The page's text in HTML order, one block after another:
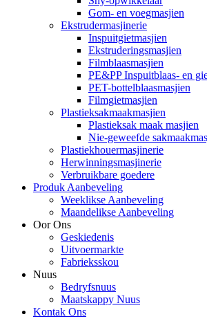
Gom- en voegmasjien
Ekstrudermasjinerie
Inspuitgietmasjien
Ekstruderingsmasjien
Filmblaasmasjien
PE&PP Inspuitblaas- en
PET-bottelblaasmasjien
Filmgietmasjien
Plastieksakmaakmasjien
Plastieksak maak masjien
Nie-geweefde
Plastiekhouermasjinerie
Herwinningsmasjinerie
Verbruikbare goedere
Produk Aanbeveling
Weeklikse Aanbeveling
Maandelikse Aanbeveling
Oor Ons
Geskiedenis
Uitvoermarkte
Fabrieksskou
Nuus
Bedryfsnuus
Maatskappy Nuus
Kontak Ons